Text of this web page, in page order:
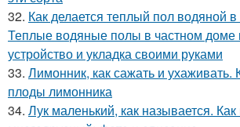
32. Как делается теплый пол водяной
Теплые водяные полы в частном доме
устройство и укладка своими руками
33. Лимонник, как сажать и ухаживать.
плоды лимонника
34. Лук маленький, как называется.